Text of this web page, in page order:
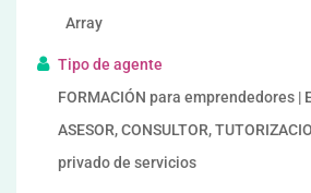
Array
Tipo de agente
FORMACIÓN para emprendedores |
ASESOR, CONSULTOR,
privado de servicios